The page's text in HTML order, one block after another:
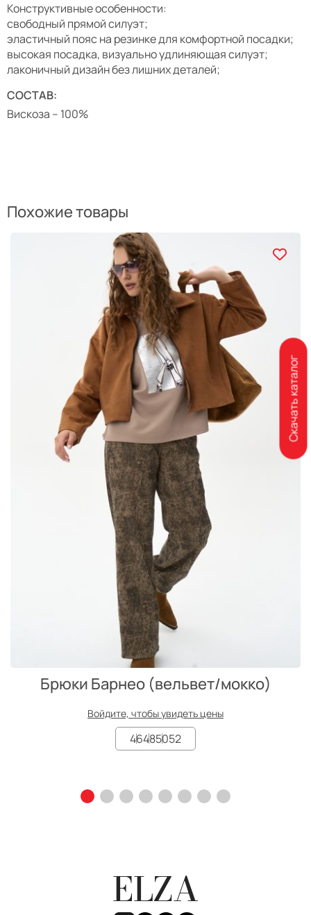
Конструктивные особенности:
свободный прямой силуэт;
эластичный пояс на резинке для комфортной посадки;
высокая посадка, визуально удлиняющая силуэт;
лаконичный дизайн без лишних деталей;
СОСТАВ:
Вискоза – 100%
Похожие товары
Брюки Барнео (вельвет/мокко)
Войдите, чтобы увидеть цены
46485052
ELZA
Скачать каталог